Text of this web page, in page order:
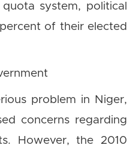
system, political
of their elected
problem in Niger,
concerns regarding
However, the 2010